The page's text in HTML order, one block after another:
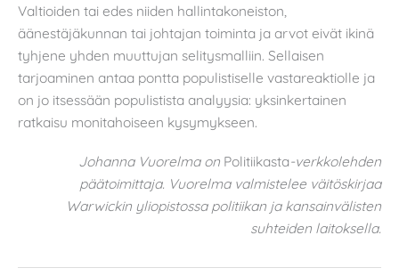
Valtioiden tai edes niiden hallintakoneiston,
äänestäjäkunnan tai johtajan toiminta ja arvot eivät ikinä
tyhjene yhden muuttujan selitysmalliin. Sellaisen
tarjoaminen antaa pontta populistiselle vastareaktiolle ja
on jo itsessään populistista analyysia: yksinkertainen
ratkaisu monitahoiseen kysymykseen.
Johanna Vuorelma on Politiikasta-verkkolehden
päätoimittaja. Vuorelma valmistelee väitöskirjaa
Warwickin yliopistossa politiikan ja kansainvälisten
suhteiden laitoksella.